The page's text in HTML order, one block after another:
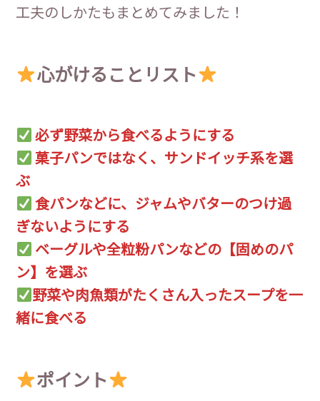
工夫のしかたもまとめてみました！
心がけることリスト
必ず野菜から食べるようにする
菓子パンではなく、サンドイッチ系を選
ぶ
食パンなどに、ジャムやバターのつけ過
ぎないようにする
ベーグルや全粒粉パンなどの【固めのパ
ン】を選ぶ
野菜や肉魚類がたくさん入ったスープを一
緒に食べる
ポイント